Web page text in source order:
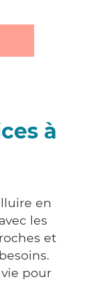
à
en
les
et
pour